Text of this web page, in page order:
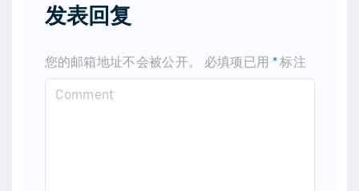
发表回复
您的邮箱地址不会被公开。 必填项已用 *标注